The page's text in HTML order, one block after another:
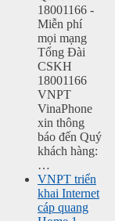
18001166 -
Miễn phí
mọi mạng
Tổng Đài
CSKH
18001166
VNPT
VinaPhone
xin thông
báo đến Quý
khách hàng:
…
VNPT triển
khai Internet
cáp quang